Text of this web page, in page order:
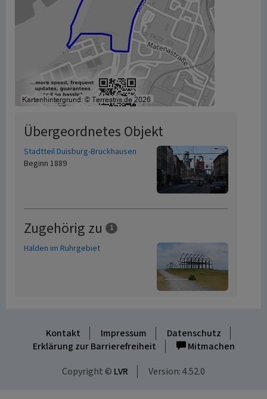
Übergeordnetes Objekt
Stadtteil Duisburg-Bruckhausen
Beginn 1889
Zugehörig zu 1
Halden im Ruhrgebiet
Kontakt Impressum
Datenschutz
Erklärung zur Barrierefreiheit
Mitmachen
Copyright © LVR Version: 4.52.0